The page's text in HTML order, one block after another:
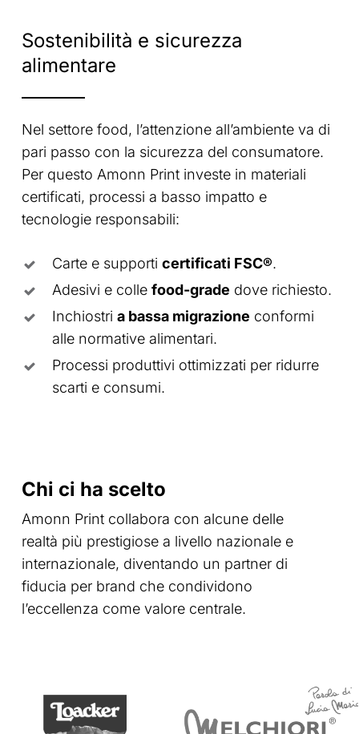
Sostenibilità e sicurezza
alimentare
Nel settore food, l’attenzione all’ambiente va di
pari passo con la sicurezza del consumatore.
Per questo Amonn Print investe in materiali
certificati, processi a basso impatto e
tecnologie responsabili:
Carte e supporti certificati FSC®.
Adesivi e colle food-grade dove richiesto.
Inchiostri a bassa migrazione conformi
alle normative alimentari.
Processi produttivi ottimizzati per ridurre
scarti e consumi.
Chi ci ha scelto
Amonn Print collabora con alcune delle
realtà più prestigiose a livello nazionale e
internazionale, diventando un partner di
fiducia per brand che condividono
l’eccellenza come valore centrale.